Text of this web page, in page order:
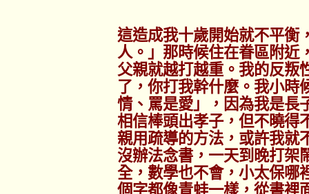
這造成我十歲開始就不平衡
人。」那時候住在眷區附近
父親就越打越重。我的反叛
了，你打我幹什麼。我小時
情、罵是愛」，因為我是長
相信棒頭出孝子，但不曉得
親用疏導的方法，或許我就
沒辦法念書，一天到晚打架
全，數學也不會，小太保哪
個字都像青蛙一樣，從書裡